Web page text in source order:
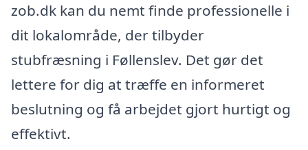
zob.dk kan du nemt finde professionelle i
dit lokalområde, der tilbyder
stubfræsning i Føllenslev. Det gør det
lettere for dig at træffe en informeret
beslutning og få arbejdet gjort hurtigt og
effektivt.